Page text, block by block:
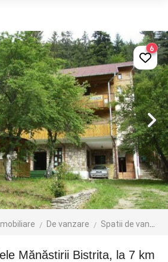
Imobiliare De vanzare Spatii de vanzare
6